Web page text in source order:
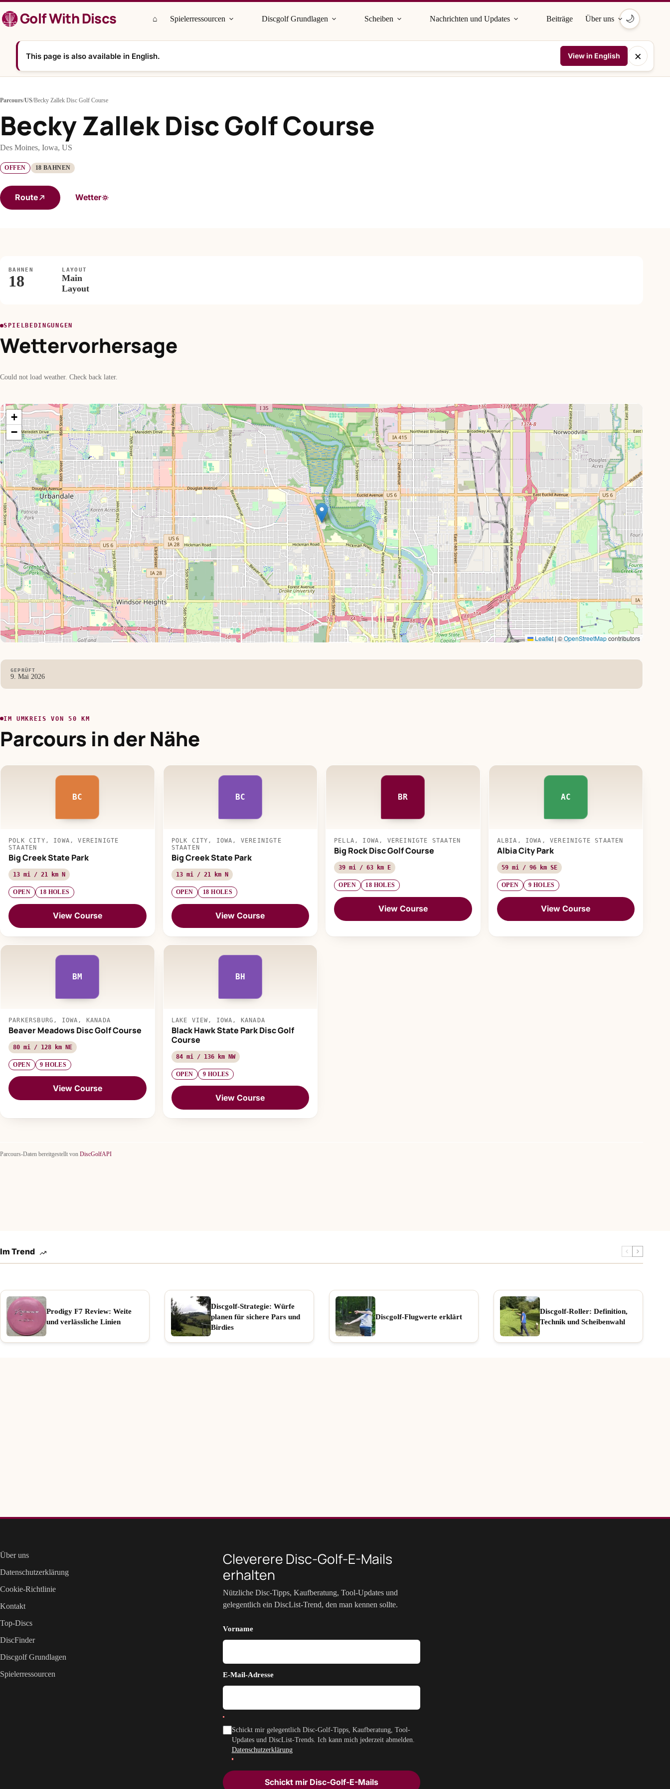
Inhalt
springenGolf With Discs ⌂ Spielerressourcen Discgolf Grundlagen Scheiben Nachrichten und Updates Beiträge Über uns 🌙
This page is also available in English. View in English ×
Parcours/US/Becky Zallek Disc Golf Course
Becky Zallek Disc Golf Course
Des Moines, Iowa, US
OFFEN 18 BAHNEN
Route Wetter
BAHNEN
18
LAYOUT
Main
Layout
SPIELBEDINGUNGEN
Wettervorhersage
Could not load weather. Check back later.
+
−
Leaflet|©OpenStreetMapcontributors
GEPRÜFT
9. Mai 2026
IM UMKREIS VON 50 KM
Parcours in der Nähe
BC
POLK CITY, IOWA, VEREINIGTE
STAATEN
Big Creek State Park
13 mi / 21 km N
OPEN 18 HOLES
View Course
BC
POLK CITY, IOWA, VEREINIGTE
STAATEN
Big Creek State Park
13 mi / 21 km N
OPEN 18 HOLES
View Course
BR
PELLA, IOWA, VEREINIGTE STAATEN
Big Rock Disc Golf Course
39 mi / 63 km E
OPEN 18 HOLES
View Course
AC
ALBIA, IOWA, VEREINIGTE STAATEN
Albia City Park
59 mi / 96 km SE
OPEN 9 HOLES
View Course
BM
PARKERSBURG, IOWA, KANADA
Beaver Meadows Disc Golf Course
80 mi / 128 km NE
OPEN 9 HOLES
View Course
BH
LAKE VIEW, IOWA, KANADA
Black Hawk State Park Disc Golf
Course
84 mi / 136 km NW
OPEN 9 HOLES
View Course
Parcours-Daten bereitgestellt von DiscGolfAPI
Im Trend
Prodigy F7 Review: Weite
und verlässliche Linien
Discgolf-Strategie: Würfe
planen für sichere Pars und
Birdies
Discgolf-Flugwerte erklärt
Discgolf-Roller: Definition,
Technik und Scheibenwahl
Über uns
Datenschutzerklärung
Cookie-Richtlinie
Kontakt
Top-Discs
DiscFinder
Discgolf Grundlagen
Spielerressourcen
Cleverere Disc-Golf-E-Mails
erhalten
Nützliche Disc-Tipps, Kaufberatung, Tool-Updates und
gelegentlich ein DiscList-Trend, den man kennen sollte.
Vorname
E-Mail-Adresse
Schickt mir gelegentlich Disc-Golf-Tipps, Kaufberatung, Tool-
Updates und DiscList-Trends. Ich kann mich jederzeit abmelden.
Datenschutzerklärung
Schickt mir Disc-Golf-E-Mails